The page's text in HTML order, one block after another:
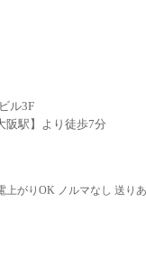
ル3F
阪駅】より徒歩7分
がりOK ノルマなし 送り